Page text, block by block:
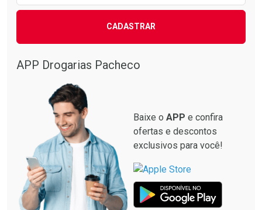
CADASTRAR
APP Drogarias Pacheco
Baixe o APP e confira
ofertas e descontos
exclusivos para você!